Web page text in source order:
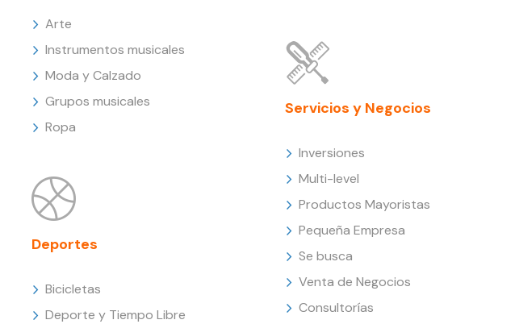
Arte
Instrumentos musicales
Moda y Calzado
Grupos musicales
Ropa
Deportes
Bicicletas
Deporte y Tiempo Libre
Servicios y Negocios
Inversiones
Multi-level
Productos Mayoristas
Pequeña Empresa
Se busca
Venta de Negocios
Consultorías